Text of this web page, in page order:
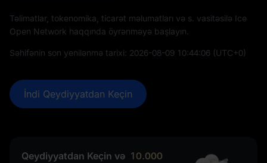
Təlimatlar, tokenomika, ticarət məlumatları və s. vasitəsilə Ice
Open Network haqqında öyrənməyə başlayın.
Səhifənin son yenilənmə tarixi: 2026-08-09 10:44:06 (UTC+0)
İndi Qeydiyyatdan Keçin
Qeydiyyatdan Keçin və 10.000